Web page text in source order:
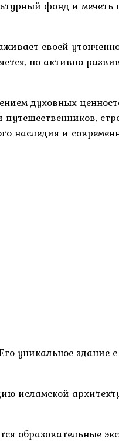
фонд и
своей
но активно
духовных
наследия и
уникальное здание
исламской
образовательные